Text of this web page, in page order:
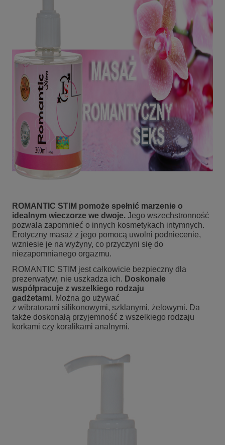
ROMANTIC STIM pomoże spełnić marzenie o
idealnym wieczorze we dwoje. Jego wszechstronność
pozwala zapomnieć o innych kosmetykach intymnych.
Erotyczny masaż z jego pomocą uwolni podniecenie,
wzniesie je na wyżyny, co przyczyni się do
niezapomnianego orgazmu.
ROMANTIC STIM jest całkowicie bezpieczny dla
prezerwatyw, nie uszkadza ich. Doskonale
współpracuje z wszelkiego rodzaju
gadżetami. Można go używać
z wibratorami silikonowymi, szklanymi, żelowymi. Da
także doskonałą przyjemność z wszelkiego rodzaju
korkami czy koralikami analnymi.